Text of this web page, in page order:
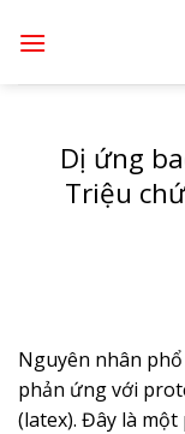
qua
Dị ứng
Triệu
Nguyên nhân
phản ứng với
(latex). Đây là